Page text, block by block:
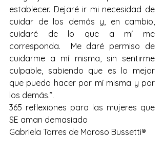
establecer. Dejaré ir mi necesidad de
cuidar de los demás y, en cambio,
cuidaré de lo que a mí me
corresponda.  Me daré permiso de
cuidarme a mí misma, sin sentirme
culpable, sabiendo que es lo mejor
que puedo hacer por mí misma y por
los demás.”.
365 reflexiones para las mujeres que
SE aman demasiado
Gabriela Torres de Moroso Bussetti®